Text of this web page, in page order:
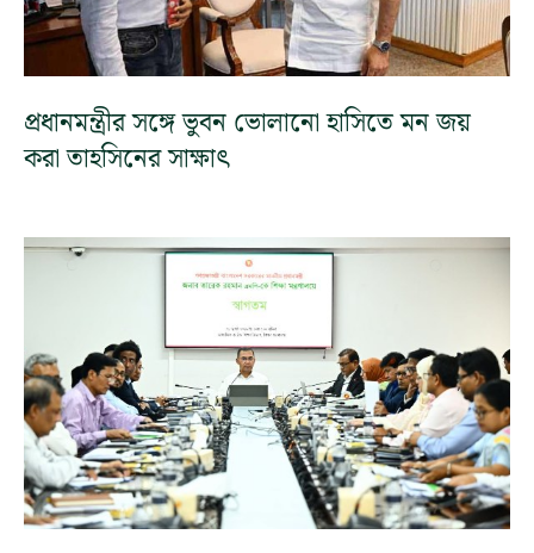
প্রধানমন্ত্রীর সঙ্গে ভুবন ভোলানো হাসিতে মন জয়
করা তাহসিনের সাক্ষাৎ